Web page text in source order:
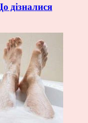
дізналися